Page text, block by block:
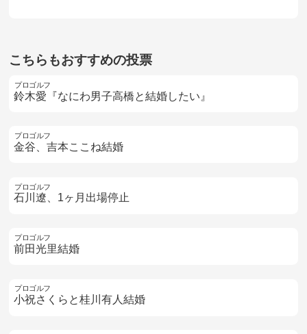
こちらもおすすめの投票
プロゴルフ
鈴木愛『なにわ男子高橋と結婚したい』
プロゴルフ
金谷、吉本ここね結婚
プロゴルフ
石川遼、1ヶ月出場停止
プロゴルフ
前田光里結婚
プロゴルフ
小祝さくらと桂川有人結婚